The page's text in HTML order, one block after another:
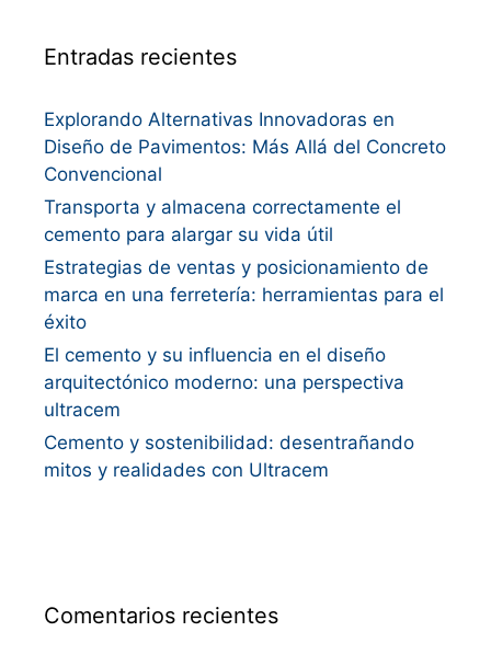
Entradas recientes
Explorando Alternativas Innovadoras en
Diseño de Pavimentos: Más Allá del Concreto
Convencional
Transporta y almacena correctamente el
cemento para alargar su vida útil
Estrategias de ventas y posicionamiento de
marca en una ferretería: herramientas para el
éxito
El cemento y su influencia en el diseño
arquitectónico moderno: una perspectiva
ultracem
Cemento y sostenibilidad: desentrañando
mitos y realidades con Ultracem
Comentarios recientes